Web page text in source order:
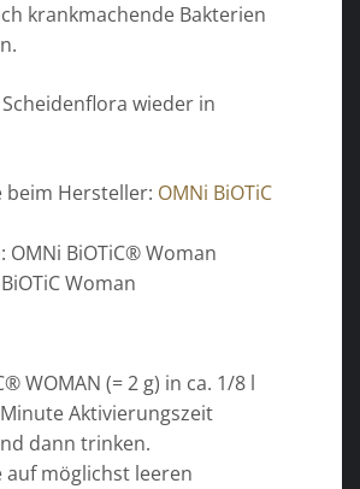
krankmachende Bakterien
wieder in
beim Hersteller: OMNi BiOTiC
BiOTiC® Woman
Woman
WOMAN (= 2 g) in ca. 1/8 l
Aktivierungszeit
dann trinken.
auf möglichst leeren